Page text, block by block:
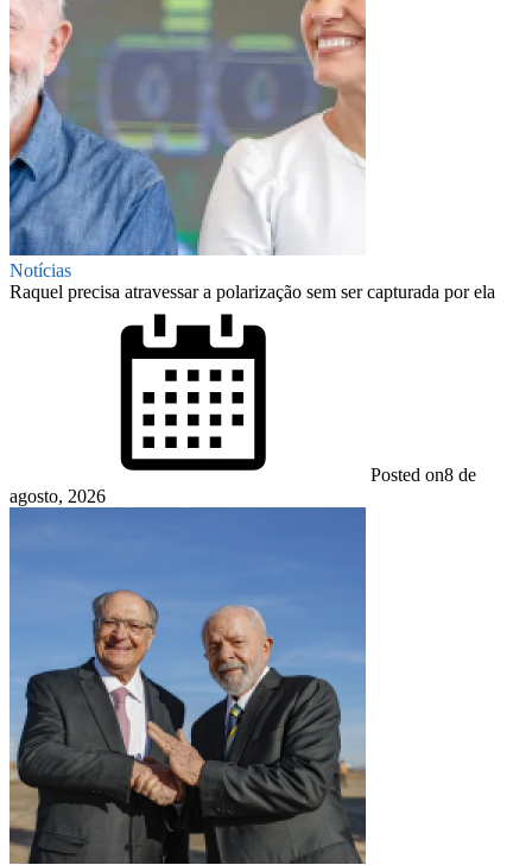
Notícias
Raquel precisa atravessar a polarização sem ser capturada por ela
Posted on8 de
agosto, 2026